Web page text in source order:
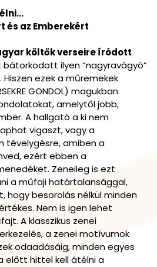
és az Emberekért
költők verseire íródott
bátorkodott ilyen “nagyravágyó”
ezek a műremekek
GONDOL) magukban
amelytől jobb,
A hallgató a ki nem
vigaszt, vagy a
amiben a
ezért ebben a
Zeneileg is ezt
a műfaji határtalansággal,
hogy besorolás nélkül minden
Nem is igen lehet
A klasszikus zenei
a zenei motívumok
odaadásáig, minden egyes
előtt hittel kell átélni a